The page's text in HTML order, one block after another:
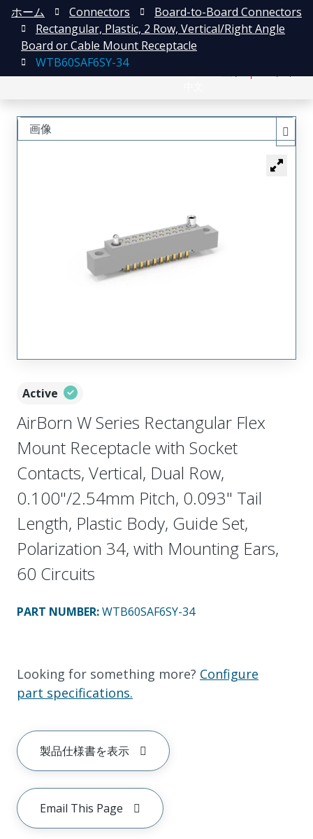
ホーム Connectors
Board-to-Board Connectors
Rectangular, Plastic, 2 Row, Vertical/Right Angle
Board or Cable Mount Receptacle
WTB60SAF6SY-34
Active
AirBorn W Series Rectangular Flex
Mount Receptacle with Socket
Contacts, Vertical, Dual Row,
0.100"/2.54mm Pitch, 0.093" Tail
Length, Plastic Body, Guide Set,
Polarization 34, with Mounting Ears,
60 Circuits
PART NUMBER:WTB60SAF6SY-34
Looking for something more? Configure
part specifications.
製品仕様書を表示
Email This Page
画像